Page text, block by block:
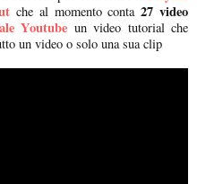
che al momento conta27 video
Youtube un video tutorial che
un video o solo una sua clip